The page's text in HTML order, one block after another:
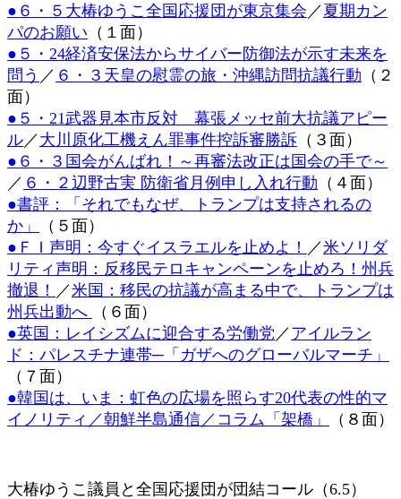
新
日
時
:
●６・５大椿ゆうこ全国応援団が東京集会 ／ 夏期カン
パのお願い （１面）
●５・24経済安保法からサイバー防御法が示す未来を
問う ／ ６・３天皇の慰霊の旅・沖縄訪問抗議行動 （２
面）
●５・21武器見本市反対 幕張メッセ前大抗議アピー
ル ／ 大川原化工機えん罪事件控訴審勝訴 （３面）
●６・３国会がんばれ！～再審法改正は国会の手で～
／ ６・２辺野古実 防衛省月例申し入れ行動 （４面）
●書評：「それでもなぜ、トランプは支持されるの
か」
（５面）
●ＦＩ声明：今すぐイスラエルを止めよ！ ／米ソリダ
リティ声明：反移民テロキャンペーンを止めろ！州兵
撤退！ ／米国：移民の抗議が高まる中で、トランプは
州兵出動へ
（６面）
●英国：レイシズムに迎合する労働党 ／ アイルラン
ド：パレスチナ連帯─「ガザへのグローバルマーチ」
（７面）
●韓国は、いま：虹色の広場を照らす20代表の性的マ
イノリティ／朝鮮半島通信／ コラム「架橋」 （８面）
大椿ゆうこ議員と全国応援団が団結コール（6.5）